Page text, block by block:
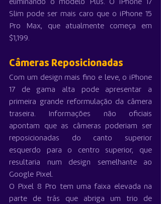
eliminando o modelo Plus. O iPhone 17
Slim pode ser mais caro que o iPhone 15
Pro Max, que atualmente começa em
$1,199.
Câmeras Reposicionadas
Com um design mais fino e leve, o iPhone
17 de gama alta pode apresentar a
primeira grande reformulação da câmera
traseira. Informações não oficiais
apontam que as câmeras poderiam ser
reposicionadas do canto superior
esquerdo para o centro superior, que
resultaria num design semelhante ao
Google Pixel.
O Pixel 8 Pro tem uma faixa elevada na
parte de trás que abriga um trio de